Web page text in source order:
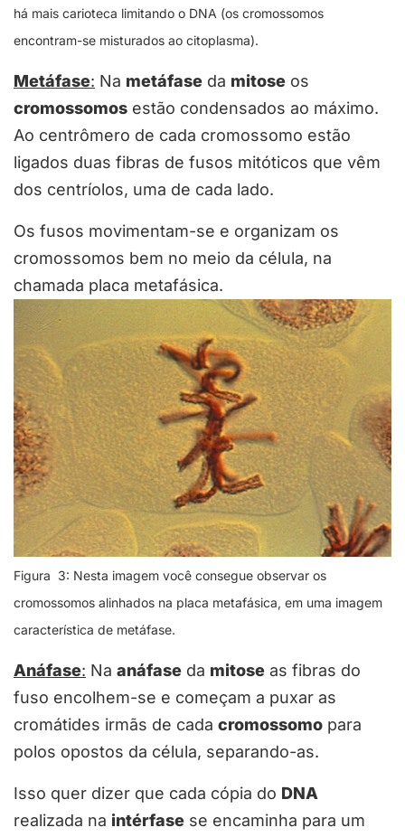
há mais carioteca limitando o DNA (os cromossomos
encontram-se misturados ao citoplasma).
Metáfase: Na metáfase da mitose os
cromossomos estão condensados ao máximo.
Ao centrômero de cada cromossomo estão
ligados duas fibras de fusos mitóticos que vêm
dos centríolos, uma de cada lado.
Os fusos movimentam-se e organizam os
cromossomos bem no meio da célula, na
chamada placa metafásica.
Figura 3: Nesta imagem você consegue observar os
cromossomos alinhados na placa metafásica, em uma imagem
característica de metáfase.
Anáfase: Na anáfase da mitose as fibras do
fuso encolhem-se e começam a puxar as
cromátides irmãs de cada cromossomo para
polos opostos da célula, separando-as.
Isso quer dizer que cada cópia do DNA
realizada na intérfase se encaminha para um